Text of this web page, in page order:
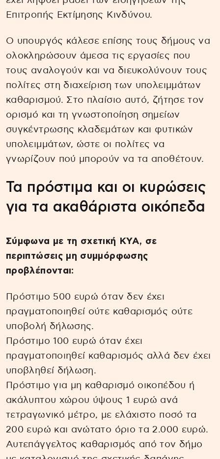
Επιτροπής Εκτίμησης Κινδύνου.
Ο υπουργός κάλεσε επίσης τους δήμους να
ολοκληρώσουν άμεσα τις εργασίες που
τους αναλογούν και να διευκολύνουν τους
πολίτες στη διαχείριση των υπολειμμάτων
καθαρισμού. Στο πλαίσιο αυτό, ζήτησε τον
ορισμό και τη γνωστοποίηση σημείων
συγκέντρωσης κλαδεμάτων και φυτικών
υπολειμμάτων, ώστε οι πολίτες να
γνωρίζουν πού μπορούν να τα αποθέτουν.
Τα πρόστιμα και οι κυρώσεις
για τα ακαθάριστα οικόπεδα
Σύμφωνα με τη σχετική ΚΥΑ, σε
περιπτώσεις μη συμμόρφωσης
προβλέπονται:
Πρόστιμο 500 ευρώ όταν δεν έχει
πραγματοποιηθεί ούτε καθαρισμός ούτε
υποβολή δήλωσης.
Πρόστιμο 100 ευρώ όταν έχει
πραγματοποιηθεί καθαρισμός αλλά δεν έχει
υποβληθεί δήλωση.
Πρόστιμο για μη καθαρισμό οικοπέδου ή
ακάλυπτου χώρου ύψους 1 ευρώ ανά
τετραγωνικό μέτρο, με ελάχιστο ποσό τα
200 ευρώ και ανώτατο όριο τα 2.000 ευρώ.
Αυτεπάγγελτος καθαρισμός από τον δήμο